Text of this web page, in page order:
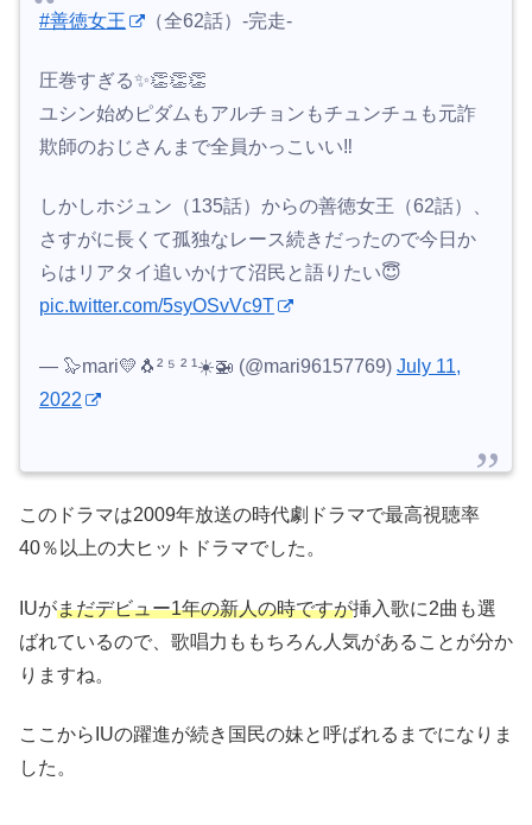
#善徳女王 （全62話）-完走-
圧巻すぎる✨👏👏👏
ユシン始めピダムもアルチョンもチュンチュも元詐
欺師のおじさんまで全員かっこいい‼︎
しかしホジュン（135話）からの善徳女王（62話）、
さすがに長くて孤独なレース続きだったので今日か
らはリアタイ追いかけて沼民と語りたい😇
pic.twitter.com/5syOSvVc9T
— 🦭mari💛🐧² ⁵ ² ¹☀️🚁 (@mari96157769) July 11,
2022
このドラマは2009年放送の時代劇ドラマで最高視聴率
40％以上の大ヒットドラマでした。
IUがまだデビュー1年の新人の時ですが挿入歌に2曲も選
ばれているので、歌唱力ももちろん人気があることが分か
りますね。
ここからIUの躍進が続き国民の妹と呼ばれるまでになりま
した。